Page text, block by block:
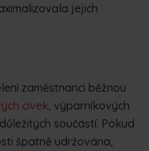
jejich
zaměstnanci běžnou
cívek , výparníkových
součástí. Pokud
špatně udržována,